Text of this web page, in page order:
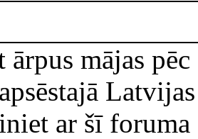
ārpus mājas
ar šī